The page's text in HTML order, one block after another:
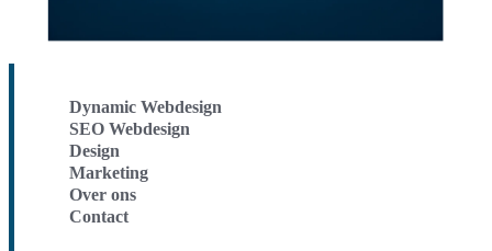
Dynamic Webdesign
SEO Webdesign
Design
Marketing
Over ons
Contact